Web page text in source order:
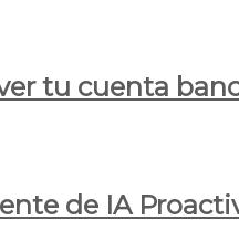
tu cuenta
de IA